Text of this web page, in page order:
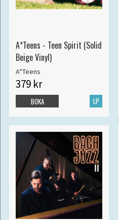
A*Teens - Teen Spirit (Solid
Beige Vinyl)
A*Teens
379 kr
LP
BOKA